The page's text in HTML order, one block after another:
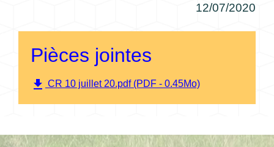
12/07/2020
Pièces jointes
file_download CR 10 juillet 20.pdf (PDF - 0.45Mo)